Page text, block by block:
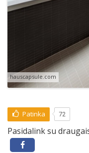
hauscapsule.com
Patinka 72
Pasidalink su